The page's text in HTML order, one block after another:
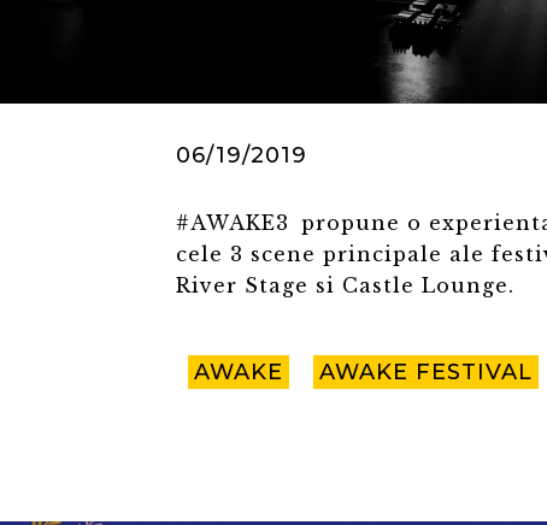
06/19/2019
#AWAKE3 propune o
cele 3 scene principale ale
River Stage si Castle Lounge.
AWAKE AWAKE FESTIVAL